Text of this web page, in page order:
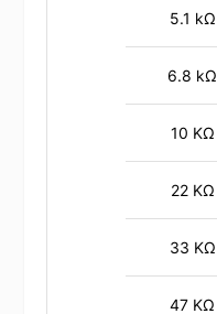
5.1 kΩ
6.8 kΩ
10 KΩ
22 KΩ
33 KΩ
47 KΩ